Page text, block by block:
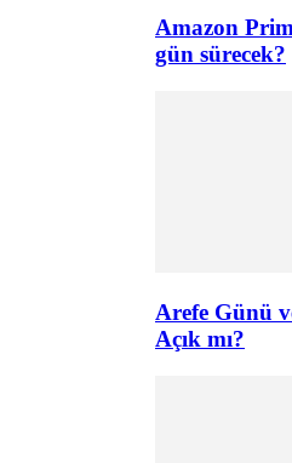
Amazon
gün sürecek?
Arefe Günü
Açık mı?